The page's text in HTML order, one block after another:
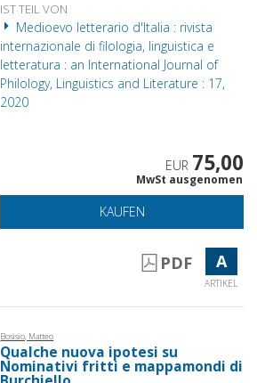
IST TEIL VON
Medioevo letterario d'Italia : rivista
internazionale di filologia, linguistica e
letteratura : an International Journal of
Philology, Linguistics and Literature : 17,
2020
EUR 75,00
MwSt ausgenomen
KAUFEN
PDF A
ARTIKEL
Bosisio, Matteo
Qualche nuova ipotesi su
Nominativi fritti e mappamondi di